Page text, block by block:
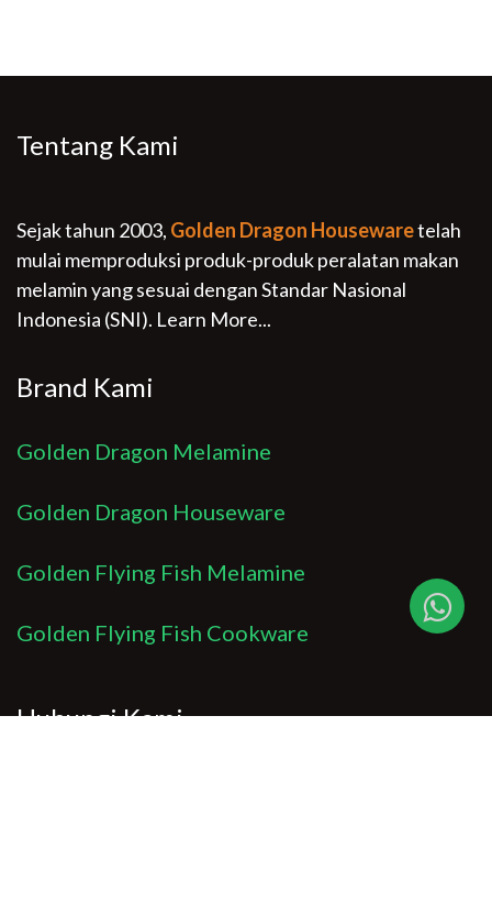
Tentang Kami
Sejak tahun 2003, Golden Dragon Housewaretelah
mulai memproduksi produk-produk peralatan makan
melamin yang sesuai dengan Standar Nasional
Indonesia (SNI). Learn More...
Brand Kami
Golden Dragon Melamine
Golden Dragon Houseware
Golden Flying Fish Melamine
Golden Flying Fish Cookware
Hubungi Kami